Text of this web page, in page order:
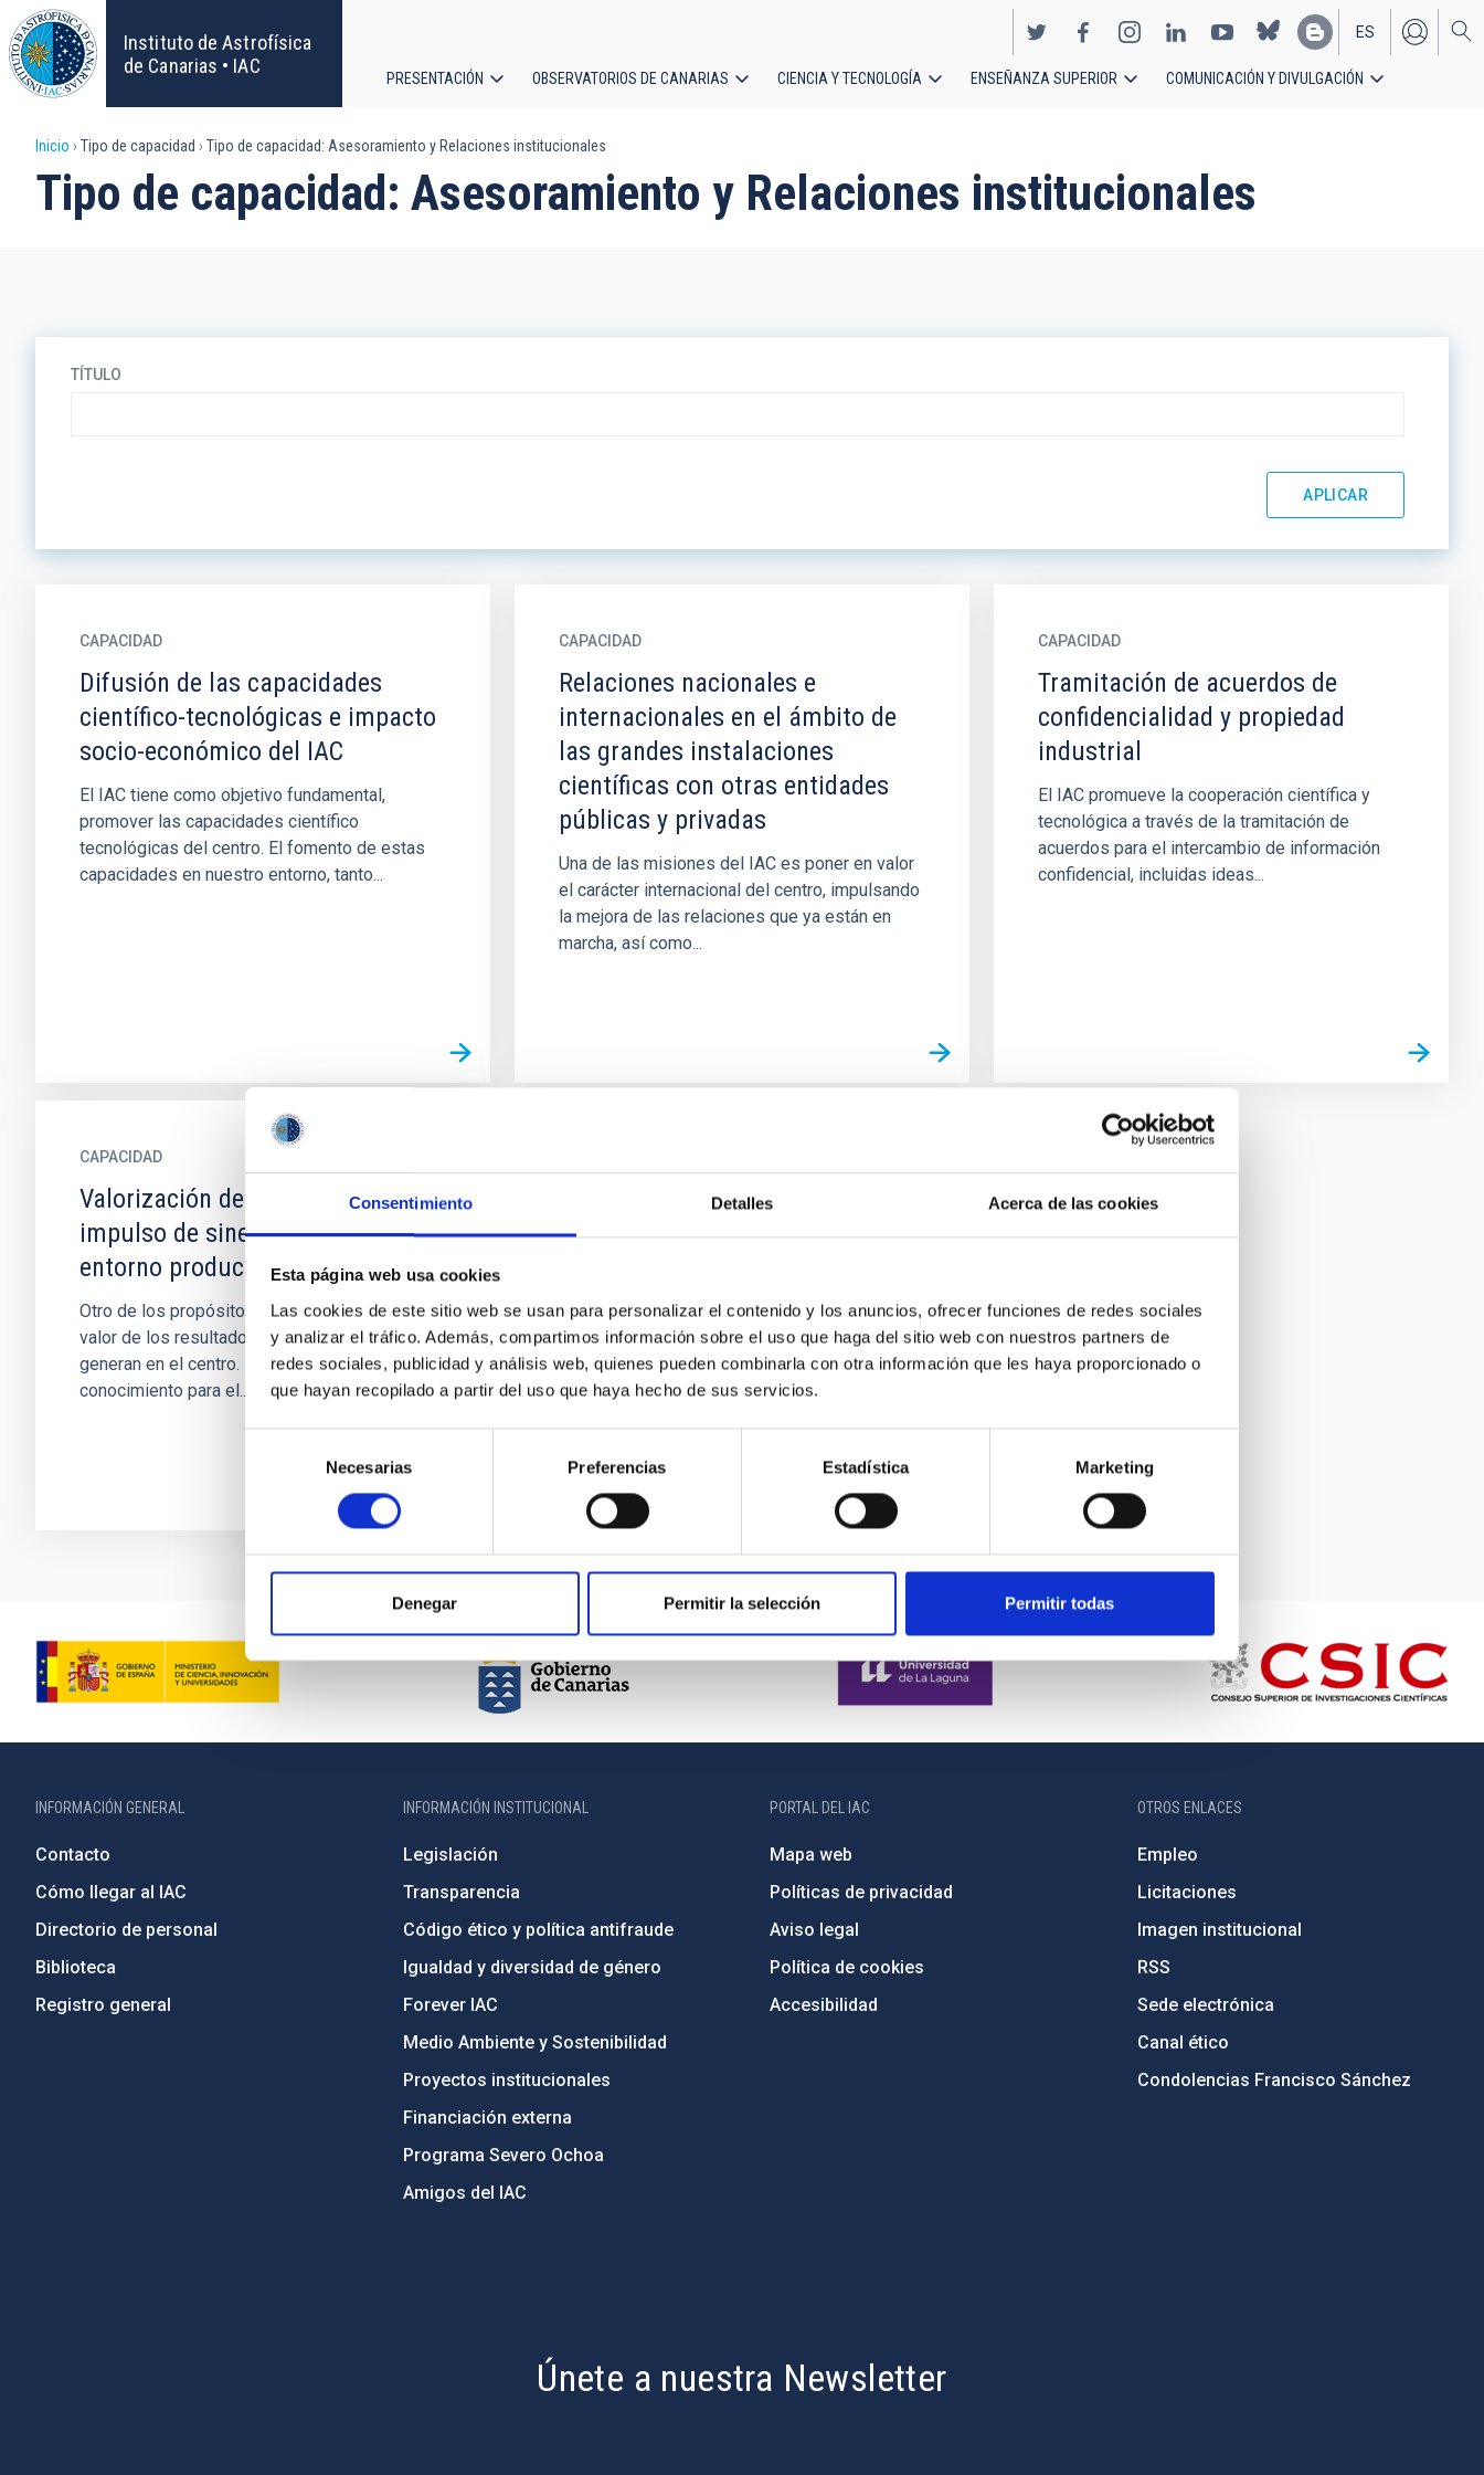
Consentimiento Detalles Acerca de las cookies
Esta página web usa cookies
Las cookies de este sitio web se usan para personalizar el contenido y los anuncios, ofrecer funciones de redes sociales
y analizar el tráfico. Además, compartimos información sobre el uso que haga del sitio web con nuestros partners de
redes sociales, publicidad y análisis web, quienes pueden combinarla con otra información que les haya proporcionado o
que hayan recopilado a partir del uso que haya hecho de sus servicios.
consentimiento
Necesarias Preferencias Estadística Marketing
Denegar Permitir la selección Permitir todas
Pasar
al
contenido
principal
Instituto de Astrofísica
de Canarias • IAC
EN
ES
principal
PRESENTACIÓN OBSERVATORIOS DE CANARIAS CIENCIA Y TECNOLOGÍA ENSEÑANZA SUPERIOR COMUNICACIÓN Y DIVULGACIÓN
Sobrescribir
enlaces
Inicio Tipo de capacidad Tipo de capacidad: Asesoramiento y Relaciones institucionales
Tipo de capacidad: Asesoramiento y Relaciones institucionales
TÍTULO
CAPACIDAD
Difusión de las capacidades
científico-tecnológicas e impacto
socio-económico del IAC
El IAC tiene como objetivo fundamental,
promover las capacidades científico
tecnológicas del centro. El fomento de estas
capacidades en nuestro entorno, tanto...
CAPACIDAD
Relaciones nacionales e
internacionales en el ámbito de
las grandes instalaciones
científicas con otras entidades
públicas y privadas
Una de las misiones del IAC es poner en valor
el carácter internacional del centro, impulsando
la mejora de las relaciones que ya están en
marcha, así como...
CAPACIDAD
Tramitación de acuerdos de
confidencialidad y propiedad
industrial
El IAC promueve la cooperación científica y
tecnológica a través de la tramitación de
acuerdos para el intercambio de información
confidencial, incluidas ideas...
CAPACIDAD
Valorización de tecnología e
impulso de sinergias con el
entorno productivo
Otro de los propósitos del IAC es aumentar el
valor de los resultados de investigación que se
generan en el centro. La transferencia de
conocimiento para el...
INFORMACIÓN GENERAL
Contacto
Cómo llegar al IAC
Directorio de personal
Biblioteca
Registro general
INFORMACIÓN INSTITUCIONAL
Legislación
Transparencia
Código ético y política antifraude
Igualdad y diversidad de género
Forever IAC
Medio Ambiente y Sostenibilidad
Proyectos institucionales
Financiación externa
Programa Severo Ochoa
Amigos del IAC
PORTAL DEL IAC
Mapa web
Políticas de privacidad
Aviso legal
Política de cookies
Accesibilidad
OTROS ENLACES
Empleo
Licitaciones
Imagen institucional
RSS
Sede electrónica
Canal ético
Condolencias Francisco Sánchez
Únete a nuestra Newsletter